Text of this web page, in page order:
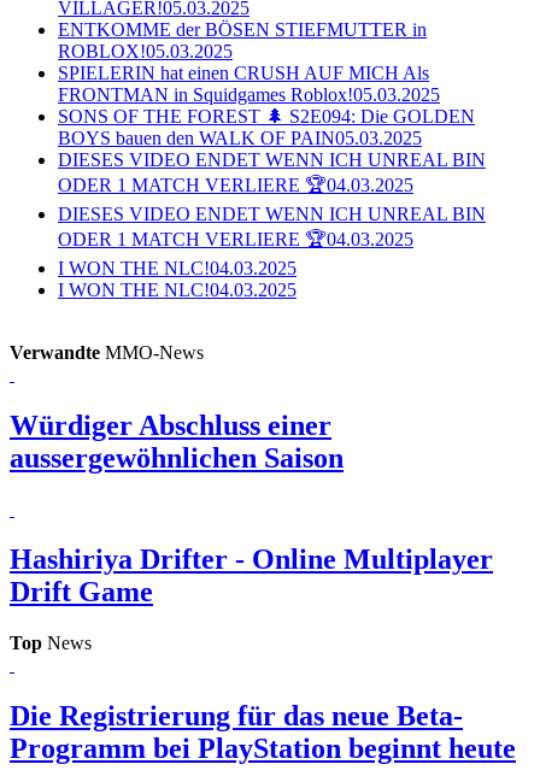
VILLAGER!05.03.2025
ENTKOMME der BÖSEN STIEFMUTTER in
ROBLOX!05.03.2025
SPIELERIN hat einen CRUSH AUF MICH Als
FRONTMAN in Squidgames Roblox!05.03.2025
SONS OF THE FOREST 🌲 S2E094: Die GOLDEN
BOYS bauen den WALK OF PAIN05.03.2025
DIESES VIDEO ENDET WENN ICH UNREAL BIN
ODER 1 MATCH VERLIERE 🏆04.03.2025
DIESES VIDEO ENDET WENN ICH UNREAL BIN
ODER 1 MATCH VERLIERE 🏆04.03.2025
I WON THE NLC!04.03.2025
I WON THE NLC!04.03.2025
Verwandte MMO-News
Würdiger Abschluss einer
aussergewöhnlichen Saison
Hashiriya Drifter - Online Multiplayer
Drift Game
Top News
Die Registrierung für das neue Beta-
Programm bei PlayStation beginnt heute